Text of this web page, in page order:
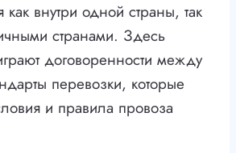
как внутри одной страны, так
странами. Здесь
договоренности между
перевозки, которые
и правила провоза